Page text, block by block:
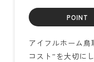
POINT
アイフルホーム鳥
コスト”を大切に